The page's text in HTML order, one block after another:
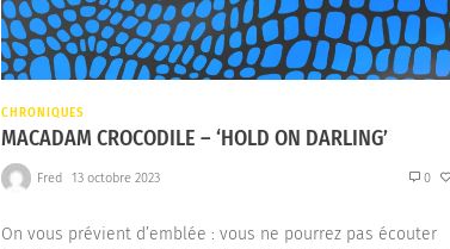
CHRONIQUES
MACADAM CROCODILE – ‘HOLD ON DARLING’
Fred 13 octobre 2023 0
On vous prévient d’emblée : vous ne pourrez pas écouter